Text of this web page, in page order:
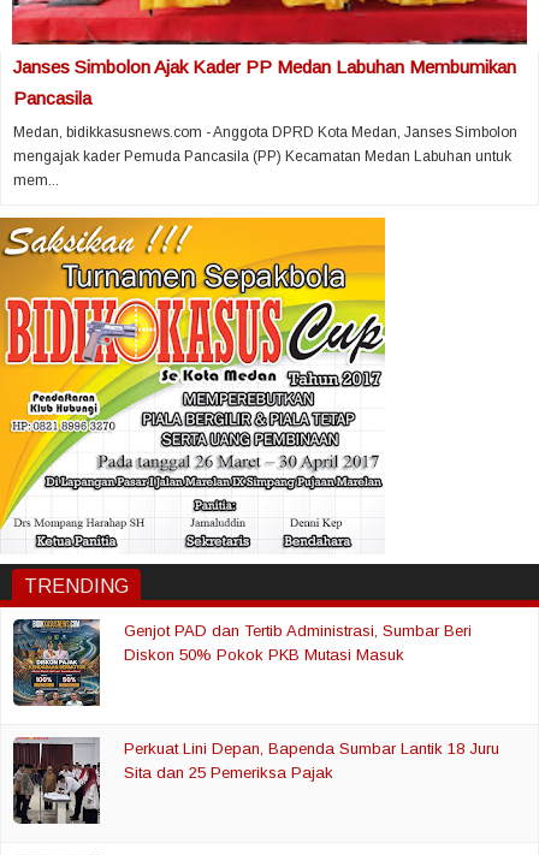
Janses Simbolon Ajak Kader PP Medan Labuhan Membumikan
Pancasila
Medan, bidikkasusnews.com - Anggota DPRD Kota Medan, Janses Simbolon
mengajak kader Pemuda Pancasila (PP) Kecamatan Medan Labuhan untuk
mem...
TRENDING
Genjot PAD dan Tertib Administrasi, Sumbar Beri
Diskon 50% Pokok PKB Mutasi Masuk
Perkuat Lini Depan, Bapenda Sumbar Lantik 18 Juru
Sita dan 25 Pemeriksa Pajak